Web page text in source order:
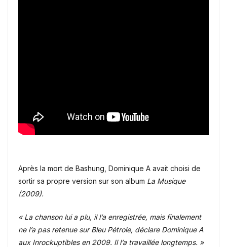
Après la mort de Bashung, Dominique A avait choisi de
sortir sa propre version sur son album La Musique
(2009).
« La chanson lui a plu, il l’a enregistrée, mais finalement
ne l’a pas retenue sur Bleu Pétrole, déclare Dominique A
aux Inrockuptibles en 2009. Il l’a travaillée longtemps. »